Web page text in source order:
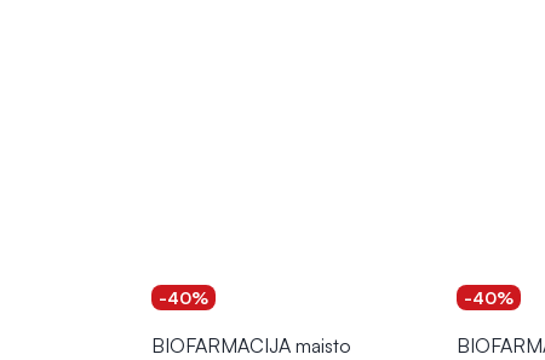
-40%
BIOFARMACIJA maisto
-40%